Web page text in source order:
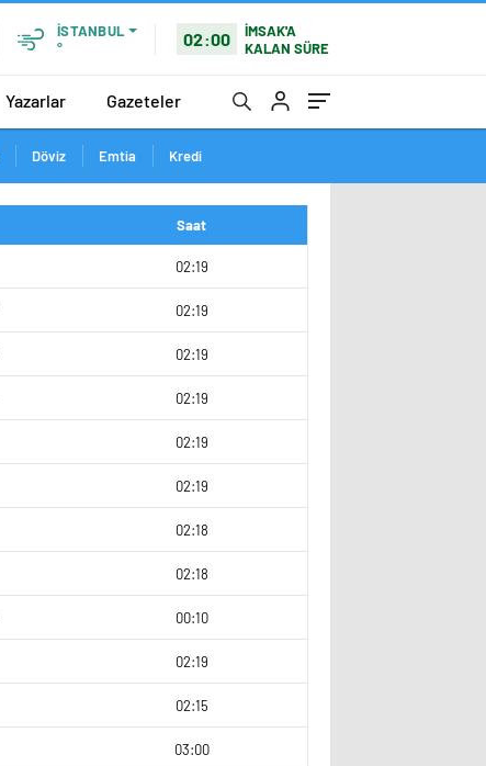
İSTANBUL
°
02:00
İMSAK'A
KALAN SÜRE
Yazarlar Gazeteler
Döviz Emtia Kredi
Saat
02:19
02:19
02:19
02:19
02:19
02:19
02:18
02:18
00:10
02:19
02:15
03:00